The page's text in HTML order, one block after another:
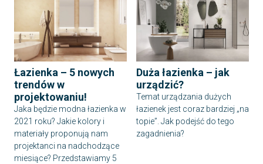
Łazienka – 5 nowych
trendów w
projektowaniu!
Jaka będzie modna łazienka w
2021 roku? Jakie kolory i
materiały proponują nam
projektanci na nadchodzące
miesiące? Przedstawiamy 5
Duża łazienka – jak
urządzić?
Temat urządzania dużych
łazienek jest coraz bardziej „na
topie”. Jak podejść do tego
zagadnienia?